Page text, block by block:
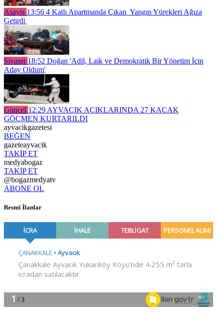
Asayiş 13:56 4 Katlı Apartmanda Çıkan Yangın Yürekleri Ağıza
Getirdi
Siyaset 18:52 Doğan 'Adil, Laik ve Demokratik Bir Yönetim İçin
Aday Oldum'
Güncel 12:29 AYVACIK AÇIKLARINDA 27 KAÇAK
GÖÇMEN KURTARILDI
ayvacikgazetesi
BEĞEN
gazeteayvacik
TAKİP ET
medyabogaz
TAKİP ET
@bogazmedyatv
ABONE OL
Resmî İlanlar